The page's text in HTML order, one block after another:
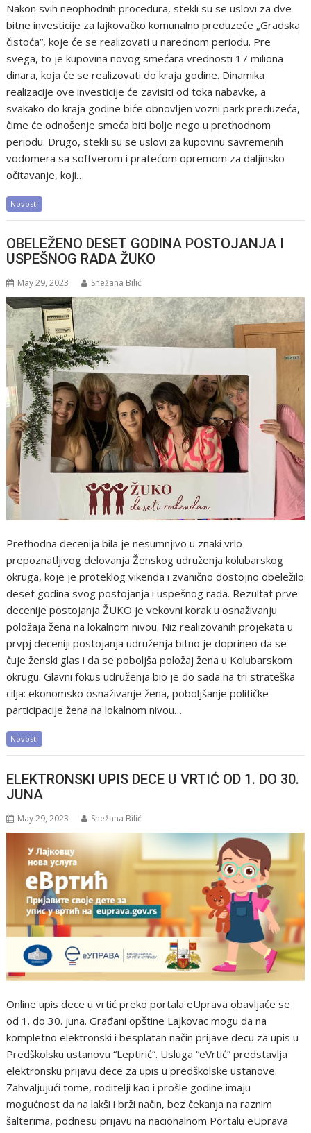
Nakon svih neophodnih procedura, stekli su se uslovi za dve
bitne investicije za lajkovačko komunalno preduzeće „Gradska
čistoća“, koje će se realizovati u narednom periodu. Pre
svega, to je kupovina novog smećara vrednosti 17 miliona
dinara, koja će se realizovati do kraja godine. Dinamika
realizacije ove investicije će zavisiti od toka nabavke, a
svakako do kraja godine biće obnovljen vozni park preduzeća,
čime će odnošenje smeća biti bolje nego u prethodnom
periodu. Drugo, stekli su se uslovi za kupovinu savremenih
vodomera sa softverom i pratećom opremom za daljinsko
očitavanje, koji…
Novosti
OBELEŽENO DESET GODINA POSTOJANJA I
USPEŠNOG RADA ŽUKO
May 29, 2023 Snežana Bilić
Prethodna decenija bila je nesumnjivo u znaki vrlo
prepoznatljivog delovanja Ženskog udruženja kolubarskog
okruga, koje je proteklog vikenda i zvanično dostojno obeležilo
deset godina svog postojanja i uspešnog rada. Rezultat prve
decenije postojanja ŽUKO je vekovni korak u osnaživanju
položaja žena na lokalnom nivou. Niz realizovanih projekata u
prvpj deceniji postojanja udruženja bitno je doprineo da se
čuje ženski glas i da se poboljša položaj žena u Kolubarskom
okrugu. Glavni fokus udruženja bio je do sada na tri strateška
cilja: ekonomsko osnaživanje žena, poboljšanje političke
participacije žena na lokalnom nivou…
Novosti
ELEKTRONSKI UPIS DECE U VRTIĆ OD 1. DO 30.
JUNA
May 29, 2023 Snežana Bilić
Online upis dece u vrtić preko portala eUprava obavljaće se
od 1. do 30. juna. Građani opštine Lajkovac mogu da na
kompletno elektronski i besplatan način prijave decu za upis u
Predškolsku ustanovu “Leptirić”. Usluga “eVrtić” predstavlja
elektronsku prijavu dece za upis u predškolske ustanove.
Zahvaljujući tome, roditelji kao i prošle godine imaju
mogućnost da na lakši i brži način, bez čekanja na raznim
šalterima, podnesu prijavu na nacionalnom Portalu eUprava